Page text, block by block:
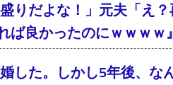
りだよな！」元夫「え？
良かったのにｗｗｗｗ』
した。しかし5年後、な